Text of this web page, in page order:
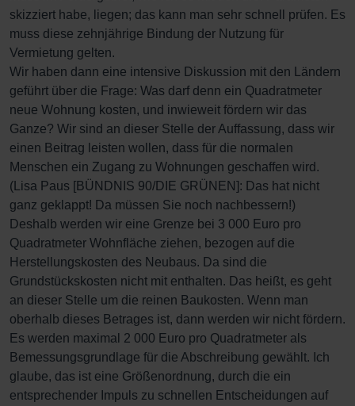
skizziert habe, liegen; das kann man sehr schnell prüfen. Es
muss diese zehnjährige Bindung der Nutzung für
Vermietung gelten.
Wir haben dann eine intensive Diskussion mit den Ländern
geführt über die Frage: Was darf denn ein Quadratmeter
neue Wohnung kosten, und inwieweit fördern wir das
Ganze? Wir sind an dieser Stelle der Auffassung, dass wir
einen Beitrag leisten wollen, dass für die normalen
Menschen ein Zugang zu Wohnungen geschaffen wird.
(Lisa Paus [BÜNDNIS 90/DIE GRÜNEN]: Das hat nicht
ganz geklappt! Da müssen Sie noch nachbessern!)
Deshalb werden wir eine Grenze bei 3 000 Euro pro
Quadratmeter Wohnfläche ziehen, bezogen auf die
Herstellungskosten des Neubaus. Da sind die
Grundstückskosten nicht mit enthalten. Das heißt, es geht
an dieser Stelle um die reinen Baukosten. Wenn man
oberhalb dieses Betrages ist, dann werden wir nicht fördern.
Es werden maximal 2 000 Euro pro Quadratmeter als
Bemessungsgrundlage für die Abschreibung gewählt. Ich
glaube, das ist eine Größenordnung, durch die ein
entsprechender Impuls zu schnellen Entscheidungen auf